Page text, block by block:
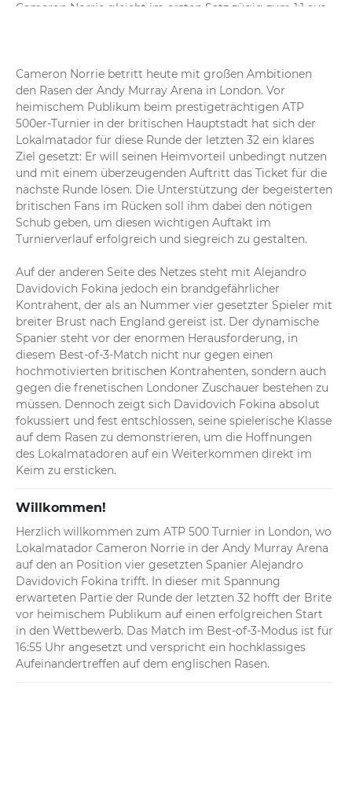
Cameron Norrie gleicht im ersten Satz zügig zum 1:1 aus.
19:15 Norrie - Davidovich Fokina 0:1
Hart umkämpftes erstes Aufschlagspiel von Alejandro
Davidovich Fokina. Der Spanier muss gleich vier
Breakchancen von Norrie abwehren und rettet sich über
drei Einstand-Situationen zur 1:0-Führung im ersten Satz.
Cameron Norrie betritt heute mit großen Ambitionen
den Rasen der Andy Murray Arena in London. Vor
heimischem Publikum beim prestigeträchtigen ATP
500er-Turnier in der britischen Hauptstadt hat sich der
Lokalmatador für diese Runde der letzten 32 ein klares
Ziel gesetzt: Er will seinen Heimvorteil unbedingt nutzen
und mit einem überzeugenden Auftritt das Ticket für die
nächste Runde lösen. Die Unterstützung der begeisterten
britischen Fans im Rücken soll ihm dabei den nötigen
Schub geben, um diesen wichtigen Auftakt im
Turnierverlauf erfolgreich und siegreich zu gestalten.
Auf der anderen Seite des Netzes steht mit Alejandro
Davidovich Fokina jedoch ein brandgefährlicher
Kontrahent, der als an Nummer vier gesetzter Spieler mit
breiter Brust nach England gereist ist. Der dynamische
Spanier steht vor der enormen Herausforderung, in
diesem Best-of-3-Match nicht nur gegen einen
hochmotivierten britischen Kontrahenten, sondern auch
gegen die frenetischen Londoner Zuschauer bestehen zu
müssen. Dennoch zeigt sich Davidovich Fokina absolut
fokussiert und fest entschlossen, seine spielerische Klasse
auf dem Rasen zu demonstrieren, um die Hoffnungen
des Lokalmatadoren auf ein Weiterkommen direkt im
Keim zu ersticken.
Willkommen!
Herzlich willkommen zum ATP 500 Turnier in London, wo
Lokalmatador Cameron Norrie in der Andy Murray Arena
auf den an Position vier gesetzten Spanier Alejandro
Davidovich Fokina trifft. In dieser mit Spannung
erwarteten Partie der Runde der letzten 32 hofft der Brite
vor heimischem Publikum auf einen erfolgreichen Start
in den Wettbewerb. Das Match im Best-of-3-Modus ist für
16:55 Uhr angesetzt und verspricht ein hochklassiges
Aufeinandertreffen auf dem englischen Rasen.